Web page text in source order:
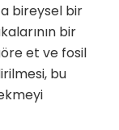
bireysel bir
bir
et ve fosil
bu